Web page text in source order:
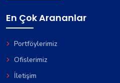
En Çok Arananlar
Portföylerimiz
Ofislerimiz
İletişim